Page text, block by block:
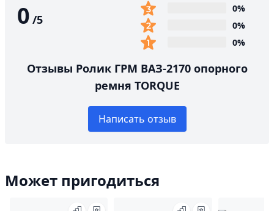
0 /5
0%
0%
0%
Отзывы Ролик ГРМ ВАЗ-2170 опорного
ремня TORQUE
Написать отзыв
Может пригодиться